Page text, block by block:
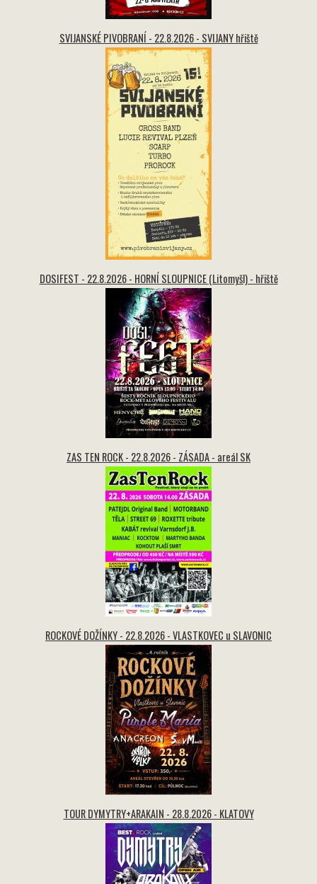
SVIJANSKÉ PIVOBRANÍ - 22.8.2026 - SVIJANY hřiště
DOSIFEST - 22.8.2026 - HORNÍ SLOUPNICE (Litomyšl) - hřiště
ZAS TEN ROCK - 22.8.2026 - ZÁSADA - areál SK
ROCKOVÉ DOŽÍNKY - 22.8.2026 - VLASTKOVEC u SLAVONIC
TOUR DYMYTRY+ARAKAIN - 28.8.2026 - KLATOVY